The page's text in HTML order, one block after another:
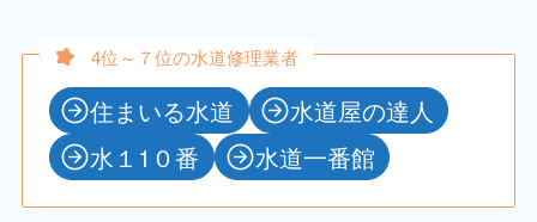
4位～７位の水道修理業者
住まいる水道
水道屋の達人
水１1０番
水道一番館